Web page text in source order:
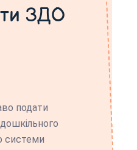
ЗДО
подати
системи